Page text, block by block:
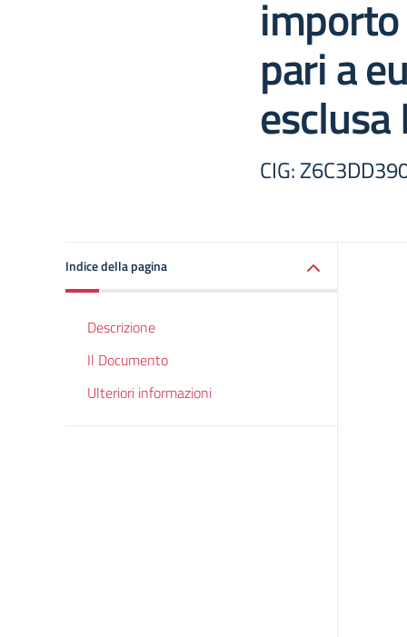
pari a
esclusa
CIG:
Indice della pagina
Descrizione
Il Documento
Ulteriori informazioni